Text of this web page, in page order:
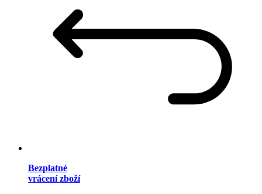
Bezplatné
vrácení zboží